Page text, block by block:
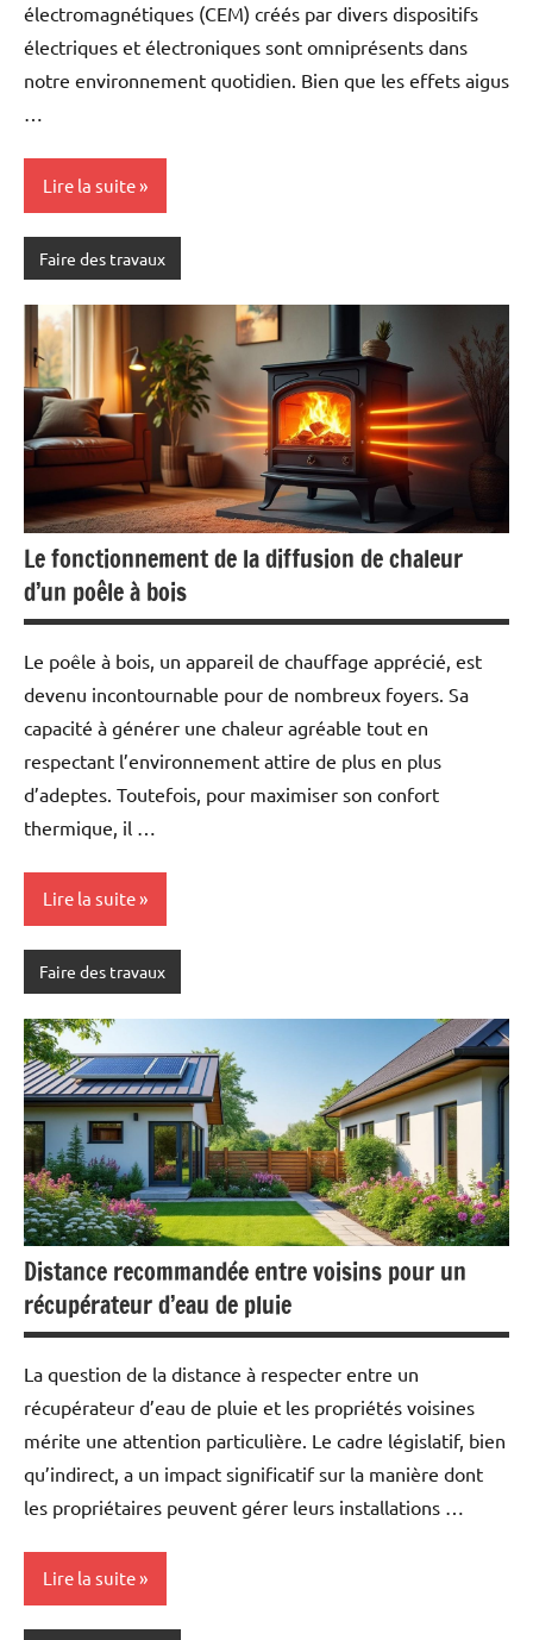
électromagnétiques (CEM) créés par divers dispositifs
électriques et électroniques sont omniprésents dans
notre environnement quotidien. Bien que les effets aigus
…
Lire la suite
Faire des travaux
Le fonctionnement de la diffusion de chaleur
d’un poêle à bois
Le poêle à bois, un appareil de chauffage apprécié, est
devenu incontournable pour de nombreux foyers. Sa
capacité à générer une chaleur agréable tout en
respectant l’environnement attire de plus en plus
d’adeptes. Toutefois, pour maximiser son confort
thermique, il …
Lire la suite
Faire des travaux
Distance recommandée entre voisins pour un
récupérateur d’eau de pluie
La question de la distance à respecter entre un
récupérateur d’eau de pluie et les propriétés voisines
mérite une attention particulière. Le cadre législatif, bien
qu’indirect, a un impact significatif sur la manière dont
les propriétaires peuvent gérer leurs installations …
Lire la suite